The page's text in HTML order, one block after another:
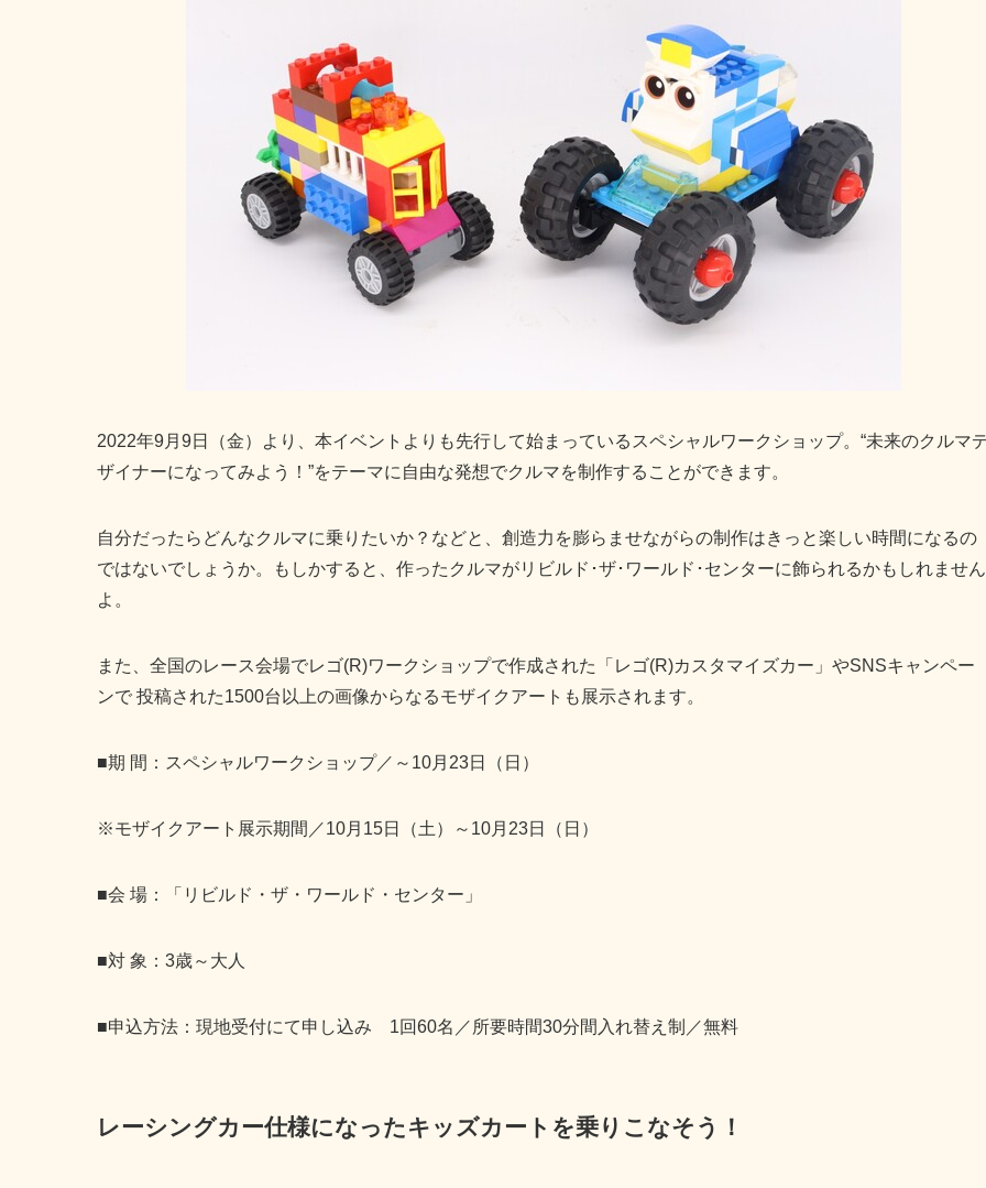
2022年9月9日（金）より、本イベントよりも先行して始まっているスペシャルワークショップ。“未来のクルマ
ザイナーになってみよう！”をテーマに自由な発想でクルマを制作することができます。
自分だったらどんなクルマに乗りたいか？などと、創造力を膨らませながらの制作はきっと楽しい時間になるの
ではないでしょうか。もしかすると、作ったクルマがリビルド･ザ･ワールド･センターに飾られるかもしれません
よ。
また、全国のレース会場でレゴ(R)ワークショップで作成された「レゴ(R)カスタマイズカー」やSNSキャンペー
ンで 投稿された1500台以上の画像からなるモザイクアートも展示されます。
■期 間：スペシャルワークショップ／～10月23日（日）
※モザイクアート展示期間／10月15日（土）～10月23日（日）
■会 場：「リビルド・ザ・ワールド・センター」
■対 象：3歳～大人
■申込方法：現地受付にて申し込み 1回60名／所要時間30分間入れ替え制／無料
レーシングカー仕様になったキッズカートを乗りこなそう！